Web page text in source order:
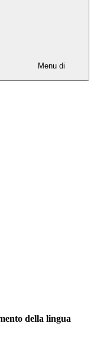
Menu di
della lingua